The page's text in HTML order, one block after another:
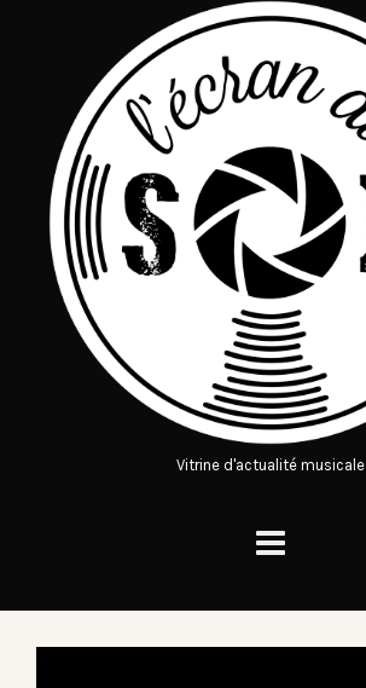
Vitrine d'actualité musicale